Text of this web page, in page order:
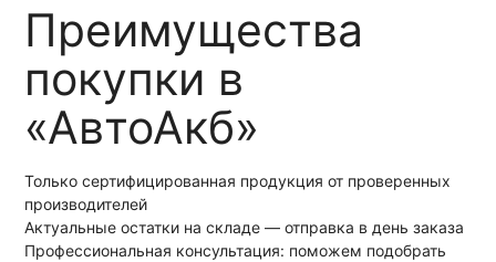
Преимущества
покупки в
«АвтоАкб»
Только сертифицированная продукция от проверенных
производителей
Актуальные остатки на складе — отправка в день заказа
Профессиональная консультация: поможем подобрать